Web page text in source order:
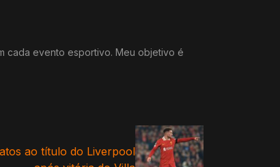
cada evento esportivo. Meu objetivo é
ao título do Liverpool